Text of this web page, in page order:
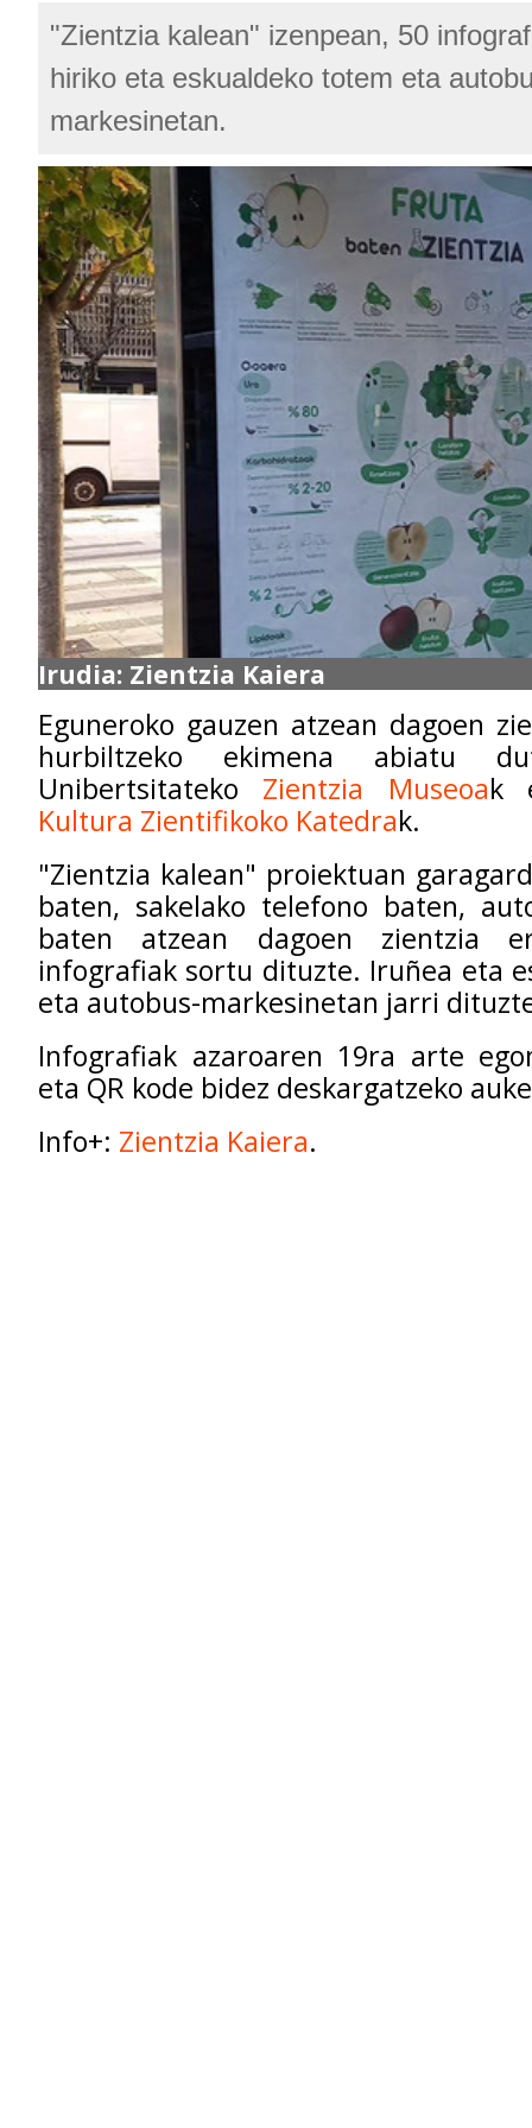
"Zientzia kalean" izenpean, 50
hiriko eta eskualdeko totem eta
markesinetan.
Irudia: Zientzia Kaiera
Eguneroko gauzen atzean dagoen
hurbiltzeko ekimena abiatu
Unibertsitateko Zientzia Museoak
Kultura Zientifikoko Katedrak.
"Zientzia kalean" proiektuan
baten, sakelako telefono baten,
baten atzean dagoen zientzia
infografiak sortu dituzte. Iruñea eta
eta autobus-markesinetan jarri
Infografiak azaroaren 19ra arte
eta QR kode bidez deskargatzeko
Info+: Zientzia Kaiera.